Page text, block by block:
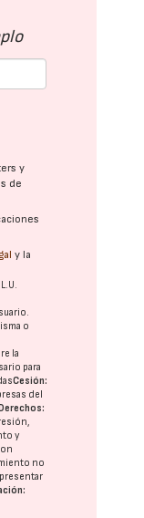
y
de
y la
o
la
para
Cesión:
del
y
no